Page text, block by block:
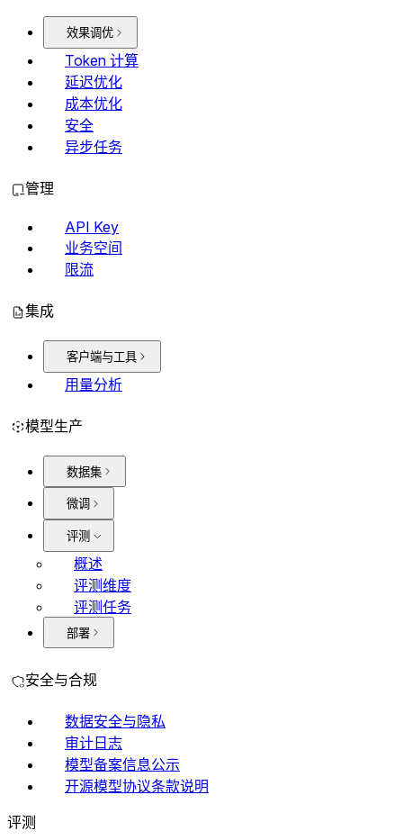
效果调优
Token 计算
延迟优化
成本优化
安全
异步任务
管理
API Key
业务空间
限流
集成
客户端与工具
用量分析
模型生产
数据集
微调
评测
概述
评测维度
评测任务
部署
安全与合规
数据安全与隐私
审计日志
模型备案信息公示
开源模型协议条款说明
评测